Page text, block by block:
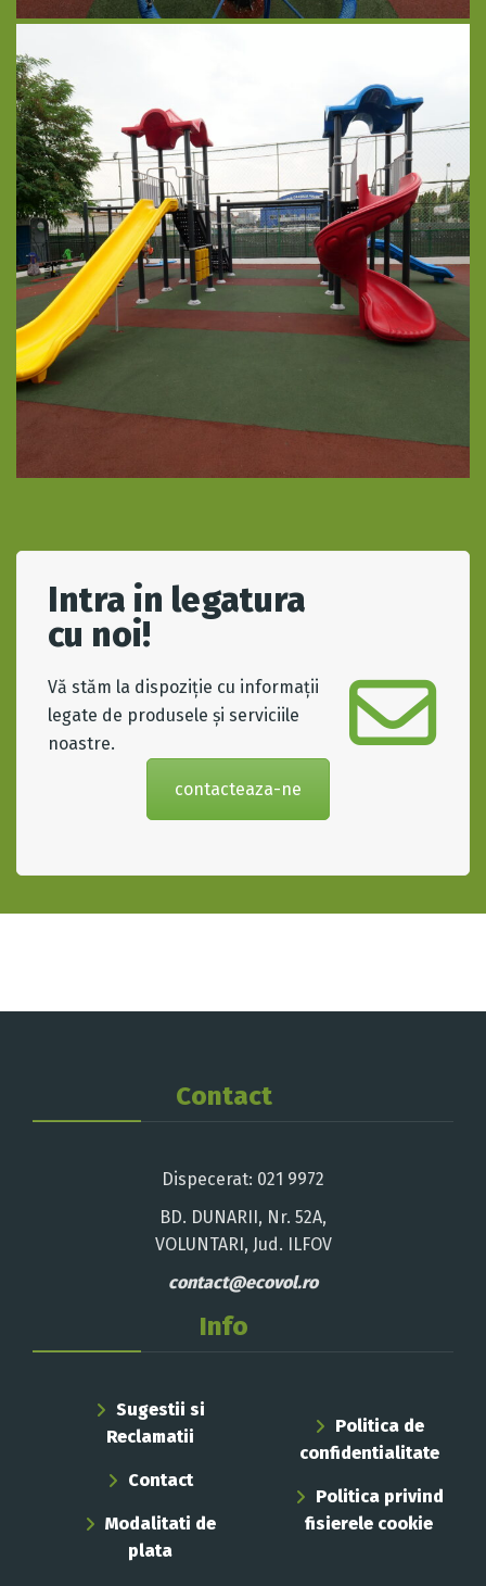
Intra in legatura
cu noi!
Vă stăm la dispoziție cu informații
legate de produsele și serviciile
noastre.
contacteaza-ne
Contact
Dispecerat: 021 9972
BD. DUNARII, Nr. 52A,
VOLUNTARI, Jud. ILFOV
contact@ecovol.ro
Info
Sugestii si
Reclamatii
Contact
Modalitati de
plata
Politica de
confidentialitate
Politica privind
fisierele cookie